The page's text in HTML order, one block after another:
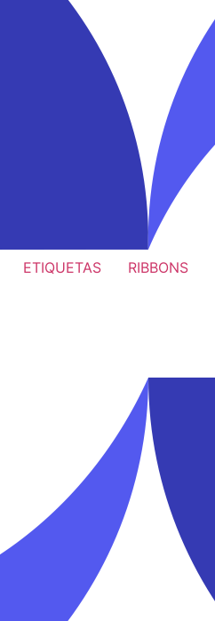
ETIQUETAS RIBBONS